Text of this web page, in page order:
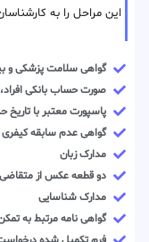
این مراحل را به
گواهی سلامت پزشکی و
صورت حساب بانکی
پاسپورت معتبر با
گواهی عدم سابقه
مدارک زبان
دو قطعه عکس از متقاضی
مدارک شناسایی
گواهی نامه مرتبط به